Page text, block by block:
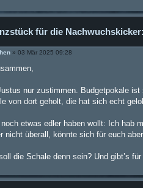
für die
» 03 Mär 2025 09:28
nur zustimmen. Budgetpokale
von dort geholt, die hat sich echt
noch etwas edler haben wollt: Ich hab
nicht überall, könnte sich für euch
die Schale denn sein? Und gibt’s